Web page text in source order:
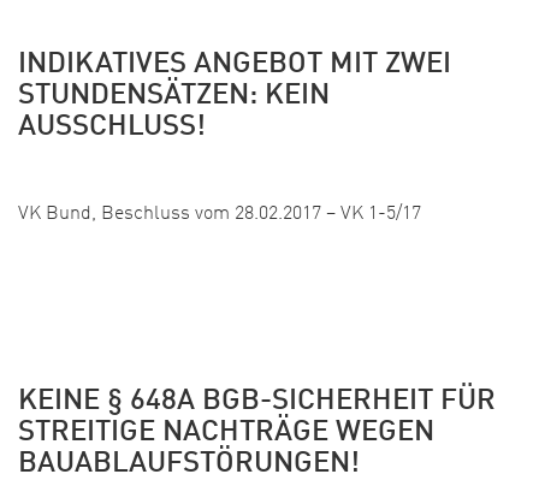
INDIKATIVES ANGEBOT MIT ZWEI
STUNDENSÄTZEN: KEIN
AUSSCHLUSS!
VK Bund, Beschluss vom 28.02.2017 – VK 1-5/17
KEINE § 648A BGB-SICHERHEIT FÜR
STREITIGE NACHTRÄGE WEGEN
BAUABLAUFSTÖRUNGEN!